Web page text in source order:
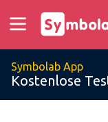
Symbolab App
Kostenlose